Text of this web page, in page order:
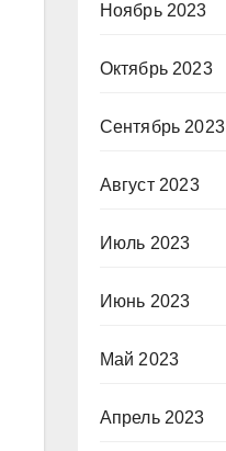
Ноябрь 2023
Октябрь 2023
Сентябрь 2023
Август 2023
Июль 2023
Июнь 2023
Май 2023
Апрель 2023